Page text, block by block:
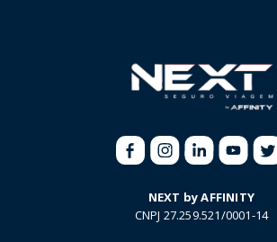
NEXT by AFFINITY
CNPJ 27.259.521/0001-14